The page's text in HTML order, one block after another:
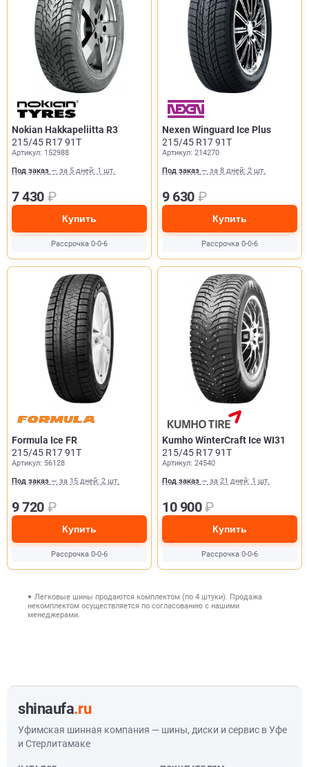
Nokian Hakkapeliitta R3
215/45 R17 91T
Артикул: 152988
Под заказ — за 5 дней: 1 шт.
7 430 ₽
Купить
Рассрочка 0-0-6
Nexen Winguard Ice Plus
215/45 R17 91T
Артикул: 214270
Под заказ — за 8 дней: 2 шт.
9 630 ₽
Купить
Рассрочка 0-0-6
Formula Ice FR
215/45 R17 91T
Артикул: 56128
Под заказ — за 15 дней: 2 шт.
9 720 ₽
Купить
Рассрочка 0-0-6
Kumho WinterCraft Ice WI31
215/45 R17 91T
Артикул: 24540
Под заказ — за 21 дней: 1 шт.
10 900₽
Купить
Рассрочка 0-0-6
Легковые шины продаются комплектом (по 4 штуки). Продажа
некомплектом осуществляется по согласованию с нашими
менеджерами.
shinaufa.ru
Уфимская шинная компания — шины, диски и сервис в Уфе
и Стерлитамаке